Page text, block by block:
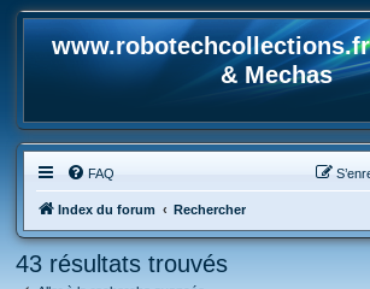
& Mechas
FAQ
Index du forum Rechercher
43 résultats trouvés